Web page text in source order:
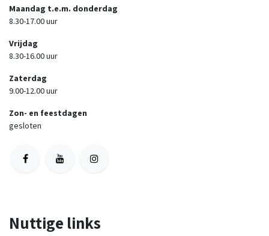
Maandag t.e.m. donderdag
8.30-17.00 uur
Vrijdag
8.30-16.00 uur
Zaterdag
9.00-12.00 uur
Zon- en feestdagen
gesloten
Nuttige links